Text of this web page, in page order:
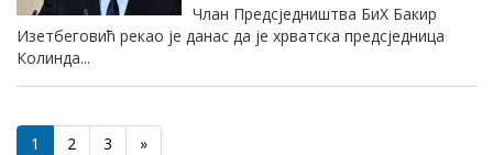
Члан Предсједништва БиХ Бакир
Изетбеговић рекао је данас да је хрватска предсједница
Колинда...
1 2 3 »